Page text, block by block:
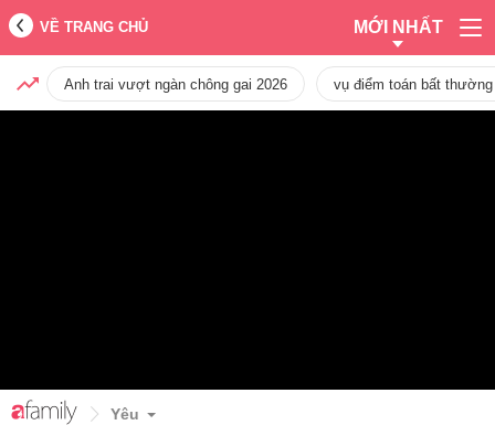
VỀ TRANG CHỦ MỚI NHẤT
Anh trai vượt ngàn chông gai 2026 vụ điểm toán bất
Yêu